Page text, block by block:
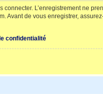
connecter. L’enregistrement ne
Avant de vous enregistrer,
confidentialité